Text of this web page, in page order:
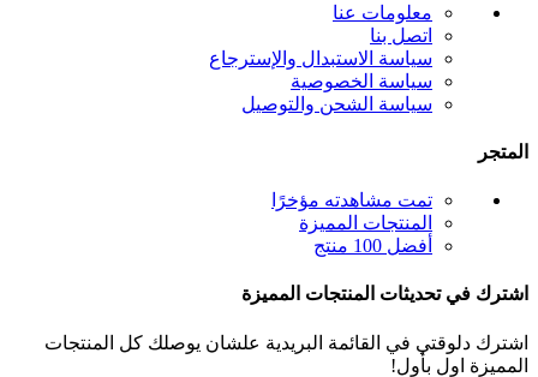
معلومات عنا
اتصل بنا
سياسة الاستبدال والإسترجاع
سياسة الخصوصية
سياسة الشحن والتوصيل
المتجر
تمت مشاهدته مؤخرًا
المنتجات المميزة
أفضل 100 منتج
اشترك في تحديثات المنتجات المميزة
اشترك دلوقتي في القائمة البريدية علشان يوصلك كل المنتجات
المميزة اول بأول!